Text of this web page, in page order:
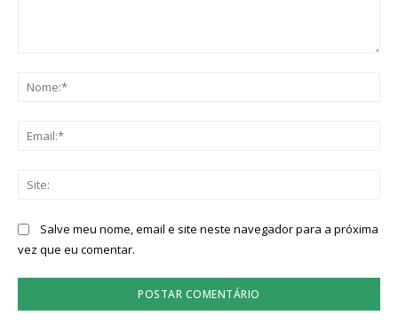
Salve meu nome, email e site neste navegador para a próxima
vez que eu comentar.